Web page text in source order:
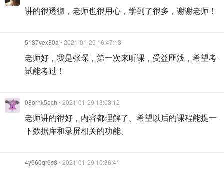
讲的很透彻，老师也很用心，学到了很多，谢谢老师！
5137vex80a • 2021-01-29 16:47:13
老师好，我是张琛，第一次来听课，受益匪浅，希望考
试能考过！
08orhk5ech • 2021-01-29 13:03:12
老师讲的很好，内容都理解了。希望以后的课程能提一
下数据库和录屏相关的功能。
4y660qr6s8 • 2021-01-29 10:36:41